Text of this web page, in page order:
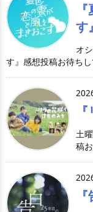
す』
オ
す』感想投稿お待ち
土
稿